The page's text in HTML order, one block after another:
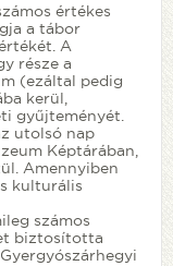
értékes
a tábor
A
része a
(ezáltal pedig
kerül,
gyűjteményét.
utolsó nap
Képtárában,
Amennyiben
kulturális
számos
biztosította